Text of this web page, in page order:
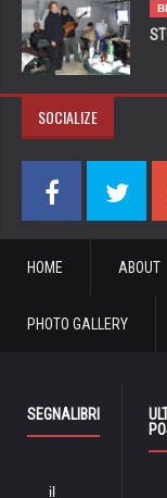
SOCIALIZE
HOME ABOUT
PHOTO GALLERY
SEGNALIBRI
il